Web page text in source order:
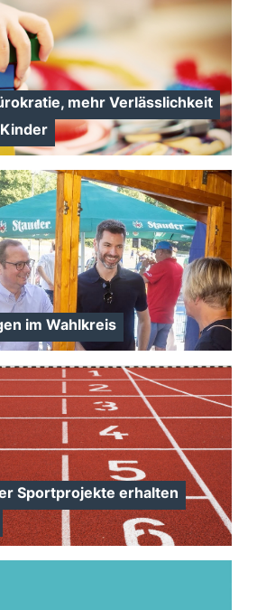
mehr Verlässlichkeit
im Wahlkreis
Sportprojekte erhalten